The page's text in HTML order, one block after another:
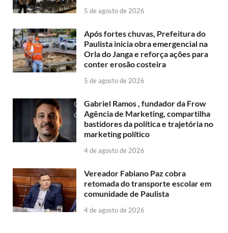
5 de agosto de 2026
Após fortes chuvas, Prefeitura do
Paulista inicia obra emergencial na
Orla do Janga e reforça ações para
conter erosão costeira
5 de agosto de 2026
Gabriel Ramos , fundador da Frow
Agência de Marketing, compartilha
bastidores da política e trajetória no
marketing político
4 de agosto de 2026
Vereador Fabiano Paz cobra
retomada do transporte escolar em
comunidade de Paulista
4 de agosto de 2026